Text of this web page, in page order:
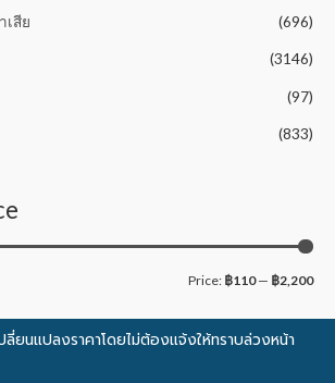
เสีย (696)
(3146)
(97)
(833)
Price: ฿110— ฿2,200
ลี่ยนแปลงราคาโดยไม่ต้องแจ้งให้ทราบล่วงหน้า